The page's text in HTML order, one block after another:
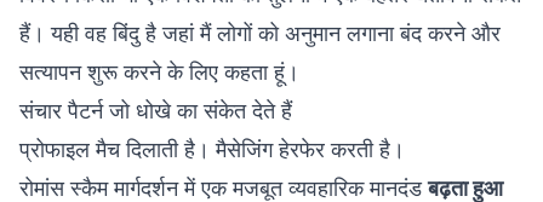
हैं। यही वह बिंदु है जहां मैं लोगों को अनुमान लगाना बंद करने और
सत्यापन शुरू करने के लिए कहता हूं।
संचार पैटर्न जो धोखे का संकेत देते हैं
प्रोफाइल मैच दिलाती है। मैसेजिंग हेरफेर करती है।
रोमांस स्कैम मार्गदर्शन में एक मजबूत व्यवहारिक मानदंडबढ़ता हुआ